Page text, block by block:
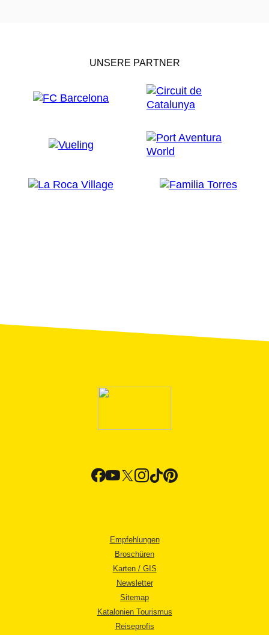
UNSERE PARTNER
Empfehlungen
Broschüren
Karten / GIS
Newsletter
Sitemap
Katalonien Tourismus
Reiseprofis